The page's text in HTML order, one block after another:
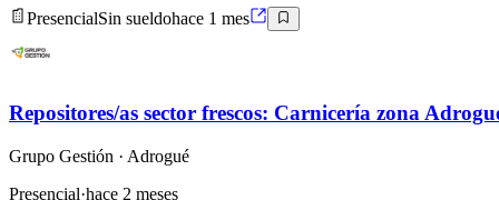
PresencialSin sueldohace 1 mes
Repositores/as sector frescos: Carnicería zona
Grupo Gestión · Adrogué
Presencial·hace 2 meses